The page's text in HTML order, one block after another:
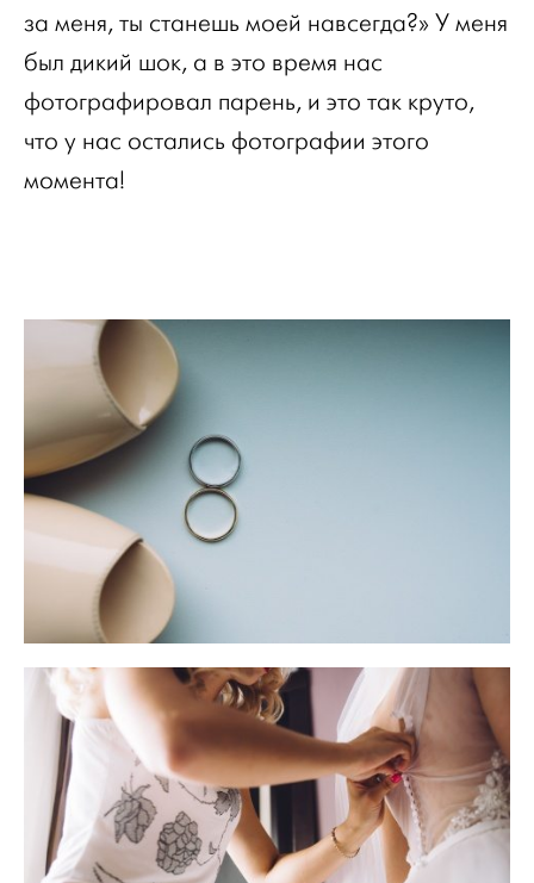
за меня, ты станешь моей навсегда?» У меня
был дикий шок, а в это время нас
фотографировал парень, и это так круто,
что у нас остались фотографии этого
момента!